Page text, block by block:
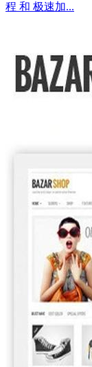
程 和 极速加...